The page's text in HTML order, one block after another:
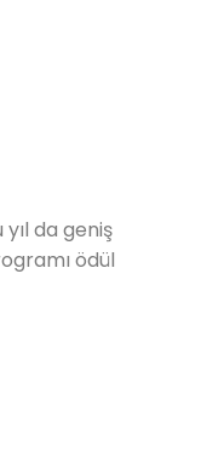
da geniş
ödül